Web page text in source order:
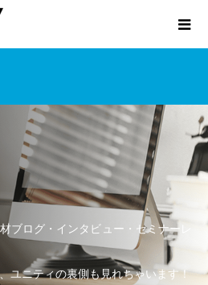
ブログ・インタビュー・セミナーレ
ユニティの裏側も見れちゃいます！